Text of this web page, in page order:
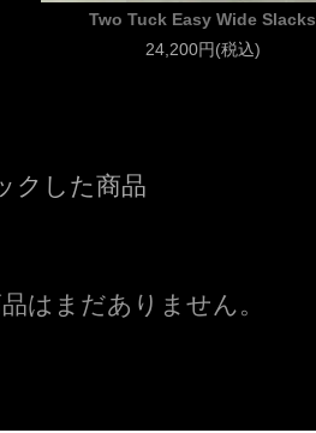
Two Tuck Easy Wide Slacks
24,200円(税込)
クした商品
はまだありません。